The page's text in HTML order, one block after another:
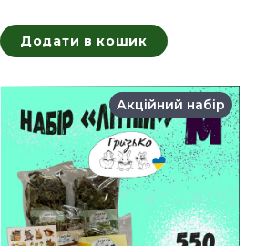
Додати в кошик
Акційний набір